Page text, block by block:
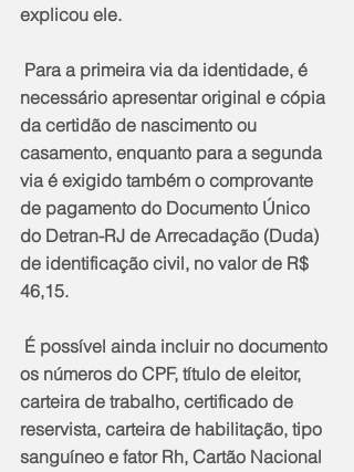
explicou ele.
necessário apresentar original e cópia
da certidão de nascimento ou
casamento, enquanto para a segunda
via é exigido também o comprovante
de pagamento do Documento Único
do Detran-RJ de Arrecadação (Duda)
de identificação civil, no valor de R$
46,15.
os números do CPF, título de eleitor,
carteira de trabalho, certificado de
reservista, carteira de habilitação, tipo
sanguíneo e fator Rh, Cartão Nacional